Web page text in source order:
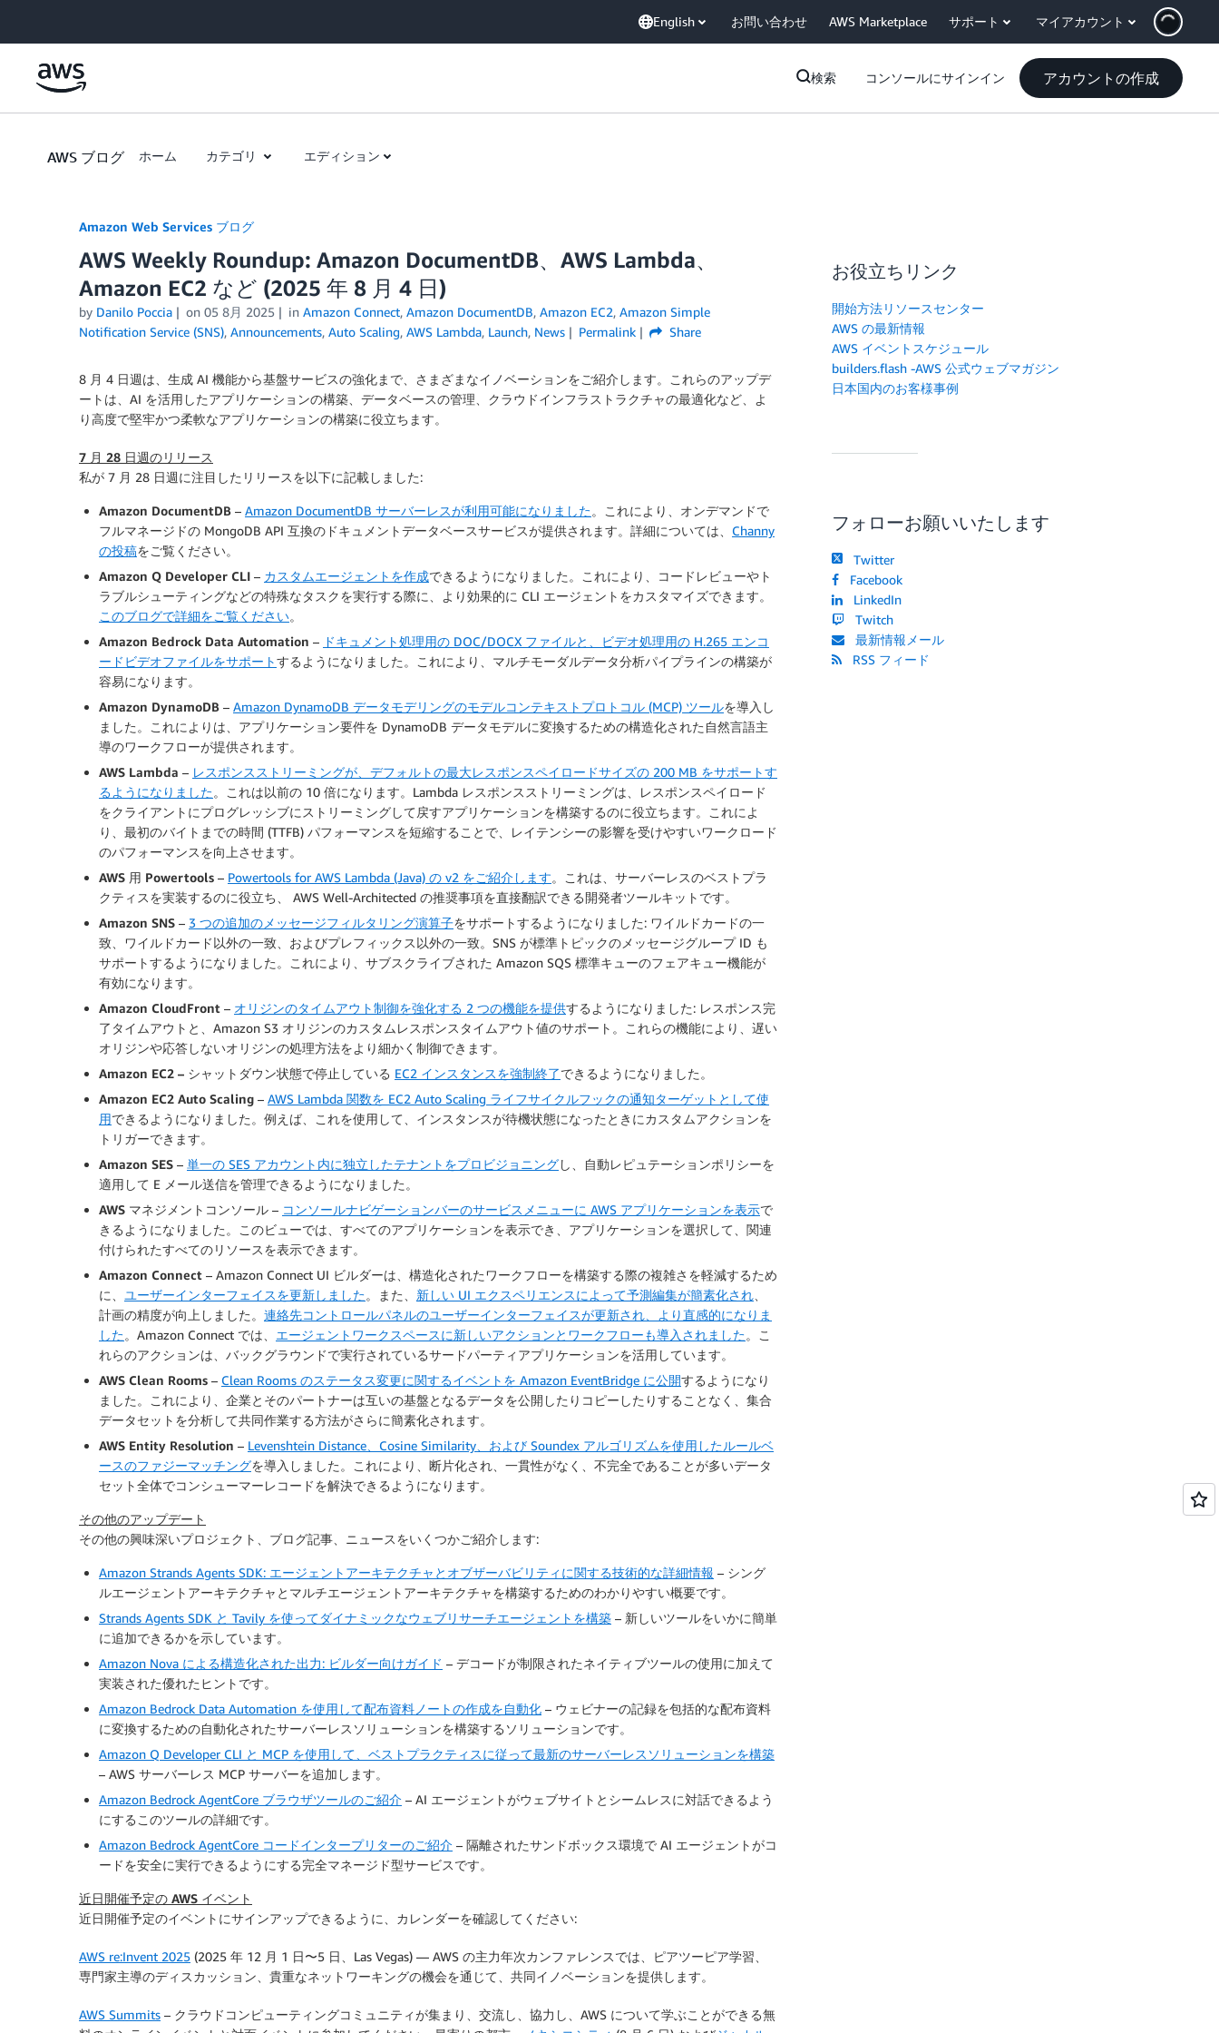
English お問い合わせ AWS Marketplace サポート マイアカウント
検索 コンソールにサインイン アカウントの作成
AWS ブログ ホーム カテゴリ エディション
Amazon Web Services ブログ
AWS Weekly Roundup: Amazon DocumentDB、AWS Lambda、
Amazon EC2 など (2025 年 8 月 4 日)
by Danilo Poccia on 05 8月 2025 in Amazon Connect, Amazon DocumentDB, Amazon EC2, Amazon Simple
Notification Service (SNS), Announcements, Auto Scaling, AWS Lambda, Launch, News Permalink Share
8 月 4 日週は、生成 AI 機能から基盤サービスの強化まで、さまざまなイノベーションをご紹介します。これらのアップデ
ートは、AI を活用したアプリケーションの構築、データベースの管理、クラウドインフラストラクチャの最適化など、よ
り高度で堅牢かつ柔軟なアプリケーションの構築に役立ちます。
7 月 28 日週のリリース
私が 7 月 28 日週に注目したリリースを以下に記載しました:
Amazon DocumentDB – Amazon DocumentDB サーバーレスが利用可能になりました。これにより、オンデマンドで
フルマネージドの MongoDB API 互換のドキュメントデータベースサービスが提供されます。詳細については、 Channy
の投稿をご覧ください。
Amazon Q Developer CLI – カスタムエージェントを作成できるようになりました。これにより、コードレビューやト
ラブルシューティングなどの特殊なタスクを実行する際に、より効果的に CLI エージェントをカスタマイズできます。
このブログで詳細をご覧ください。
Amazon Bedrock Data Automation – ドキュメント処理用の DOC/DOCX ファイルと、ビデオ処理用の H.265 エンコ
ードビデオファイルをサポートするようになりました。これにより、マルチモーダルデータ分析パイプラインの構築が
容易になります。
Amazon DynamoDB – Amazon DynamoDB データモデリングのモデルコンテキストプロトコル (MCP) ツールを導入し
ました。これによりは、アプリケーション要件を DynamoDB データモデルに変換するための構造化された自然言語主
導のワークフローが提供されます。
AWS Lambda – レスポンスストリーミングが、デフォルトの最大レスポンスペイロードサイズの 200 MB をサポートす
るようになりました。これは以前の 10 倍になります。Lambda レスポンスストリーミングは、レスポンスペイロード
をクライアントにプログレッシブにストリーミングして戻すアプリケーションを構築するのに役立ちます。これによ
り、最初のバイトまでの時間 (TTFB) パフォーマンスを短縮することで、レイテンシーの影響を受けやすいワークロード
のパフォーマンスを向上させます。
AWS 用 Powertools – Powertools for AWS Lambda (Java) の v2 をご紹介します。これは、サーバーレスのベストプラ
クティスを実装するのに役立ち、 AWS Well-Architected の推奨事項を直接翻訳できる開発者ツールキットです。
Amazon SNS – 3 つの追加のメッセージフィルタリング演算子をサポートするようになりました: ワイルドカードの一
致、ワイルドカード以外の一致、およびプレフィックス以外の一致。SNS が標準トピックのメッセージグループ ID も
サポートするようになりました。これにより、サブスクライブされた Amazon SQS 標準キューのフェアキュー機能が
有効になります。
Amazon CloudFront – オリジンのタイムアウト制御を強化する 2 つの機能を提供するようになりました: レスポンス完
了タイムアウトと、Amazon S3 オリジンのカスタムレスポンスタイムアウト値のサポート。これらの機能により、遅い
オリジンや応答しないオリジンの処理方法をより細かく制御できます。
Amazon EC2 – シャットダウン状態で停止している EC2 インスタンスを強制終了できるようになりました。
Amazon EC2 Auto Scaling – AWS Lambda 関数を EC2 Auto Scaling ライフサイクルフックの通知ターゲットとして使
用できるようになりました。例えば、これを使用して、インスタンスが待機状態になったときにカスタムアクションを
トリガーできます。
Amazon SES – 単一の SES アカウント内に独立したテナントをプロビジョニングし、自動レピュテーションポリシーを
適用して E メール送信を管理できるようになりました。
AWS マネジメントコンソール – コンソールナビゲーションバーのサービスメニューに AWS アプリケーションを表示で
きるようになりました。このビューでは、すべてのアプリケーションを表示でき、アプリケーションを選択して、関連
付けられたすべてのリソースを表示できます。
Amazon Connect – Amazon Connect UI ビルダーは、構造化されたワークフローを構築する際の複雑さを軽減するため
に、 ユーザーインターフェイスを更新しました。また、 新しい UI エクスペリエンスによって予測編集が簡素化され
計画の精度が向上しました。 連絡先コントロールパネルのユーザーインターフェイスが更新され、より直感的になりま
した。Amazon Connect では、 エージェントワークスペースに新しいアクションとワークフローも導入されました。こ
れらのアクションは、バックグラウンドで実行されているサードパーティアプリケーションを活用しています。
AWS Clean Rooms – Clean Rooms のステータス変更に関するイベントを Amazon EventBridge に公開するようになり
ました。これにより、企業とそのパートナーは互いの基盤となるデータを公開したりコピーしたりすることなく、集合
データセットを分析して共同作業する方法がさらに簡素化されます。
AWS Entity Resolution – Levenshtein Distance、Cosine Similarity、および Soundex アルゴリズムを使用したルールベ
ースのファジーマッチングを導入しました。これにより、断片化され、一貫性がなく、不完全であることが多いデータ
セット全体でコンシューマーレコードを解決できるようになります。
その他のアップデート
その他の興味深いプロジェクト、ブログ記事、ニュースをいくつかご紹介します:
Amazon Strands Agents SDK: エージェントアーキテクチャとオブザーバビリティに関する技術的な詳細情報 – シング
ルエージェントアーキテクチャとマルチエージェントアーキテクチャを構築するためのわかりやすい概要です。
Strands Agents SDK と Tavily を使ってダイナミックなウェブリサーチエージェントを構築 – 新しいツールをいかに簡単
に追加できるかを示しています。
Amazon Nova による構造化された出力: ビルダー向けガイド – デコードが制限されたネイティブツールの使用に加えて
実装された優れたヒントです。
Amazon Bedrock Data Automation を使用して配布資料ノートの作成を自動化 – ウェビナーの記録を包括的な配布資料
に変換するための自動化されたサーバーレスソリューションを構築するソリューションです。
Amazon Q Developer CLI と MCP を使用して、ベストプラクティスに従って最新のサーバーレスソリューションを構築
– AWS サーバーレス MCP サーバーを追加します。
Amazon Bedrock AgentCore ブラウザツールのご紹介 – AI エージェントがウェブサイトとシームレスに対話できるよう
にするこのツールの詳細です。
Amazon Bedrock AgentCore コードインタープリターのご紹介 – 隔離されたサンドボックス環境で AI エージェントがコ
ードを安全に実行できるようにする完全マネージド型サービスです。
近日開催予定の AWS イベント
近日開催予定のイベントにサインアップできるように、カレンダーを確認してください:
AWS re:Invent 2025 (2025 年 12 月 1 日〜5 日、Las Vegas) — AWS の主力年次カンファレンスでは、ピアツーピア学習、
専門家主導のディスカッション、貴重なネットワーキングの機会を通じて、共同イノベーションを提供します。
AWS Summits – クラウドコンピューティングコミュニティが集まり、交流し、協力し、AWS について学ぶことができる無
お役立ちリンク
開始方法リソースセンター
AWS の最新情報
AWS イベントスケジュール
builders.flash -AWS 公式ウェブマガジン
日本国内のお客様事例
フォローお願いいたします
Twitter
Facebook
LinkedIn
Twitch
最新情報メール
RSS フィード